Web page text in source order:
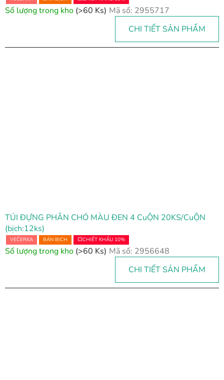
Số lượng trong kho (>60 Ks) Mã số: 2955717
CHI TIẾT SẢN PHẨM
TÚI ĐỰNG PHÂN CHÓ MÀU ĐEN 4 CuỘN 20KS/CuỘN
(bịch:12ks)
VEČERKA BÁN BỊCH 💥CHIẾT KHẤU 10%
Số lượng trong kho (>60 Ks) Mã số: 2956648
CHI TIẾT SẢN PHẨM